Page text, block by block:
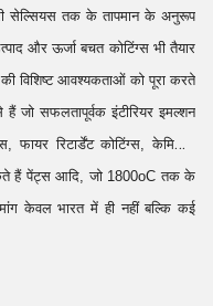
सेल्सियस तक के तापमान के अनुरूप
और ऊर्जा बचत कोटिंग्स भी तैयार
विशिष्ट आवश्यकताओं को पूरा करते
जो सफलतापूर्वक इंटीरियर इमल्शन
फायर रिटार्डेंट कोटिंग्स, केमिकल
हैं पेंट्स आदि, जो 1800oC तक के
केवल भारत में ही नहीं बल्कि कई